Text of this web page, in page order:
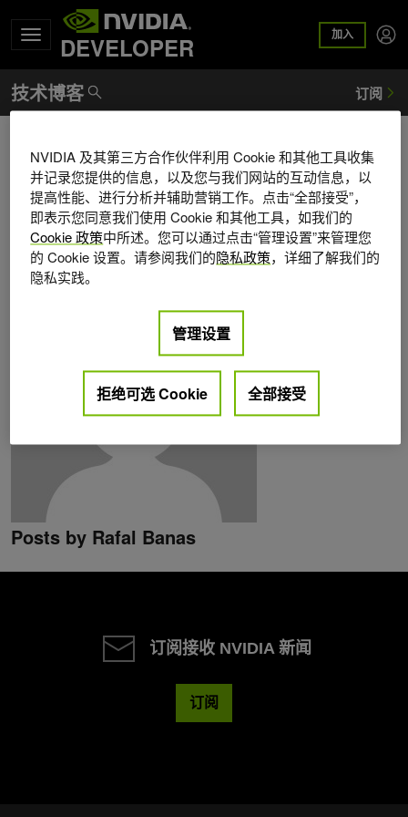
DEVELOPER 加入
Rafal Banas
Rafał is a software development engineer at NVIDIA. He
works on the DALI project, focusing on inference use cases.
Rafał received a BSc in computer science at the University
of Warsaw.
Posts by Rafal Banas
订阅接收 NVIDIA 新闻
订阅
NVIDIA 及其第三方合作伙伴利用 Cookie 和其他工具收集
并记录您提供的信息，以及您与我们网站的互动信息，以
提高性能、进行分析并辅助营销工作。点击“全部接受”，
即表示您同意我们使用 Cookie 和其他工具，如我们的
Cookie 政策中所述。您可以通过点击“管理设置”来管理您
的 Cookie 设置。请参阅我们的隐私政策，详细了解我们的
隐私实践。
管理设置
拒绝可选 Cookie 全部接受